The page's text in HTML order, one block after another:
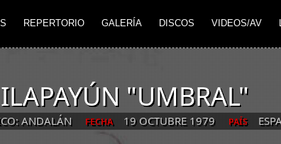
REPERTORIO GALERÍA DISCOS VIDEOS/AV
"UMBRAL"
ANDALÁN FECHA 19 OCTUBRE 1979 PAÍS